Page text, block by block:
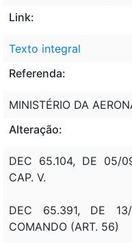
Link:
Texto integral
Referenda:
MINISTÉRIO DA
Alteração:
DEC 65.104, DE 05/
CAP. V.
DEC 65.391, DE 13/
COMANDO (ART. 56)